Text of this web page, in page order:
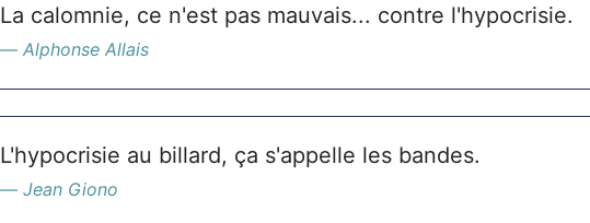
La calomnie, ce n'est pas mauvais... contre l'hypocrisie.
Alphonse Allais
L'hypocrisie au billard, ça s'appelle les bandes.
Jean Giono